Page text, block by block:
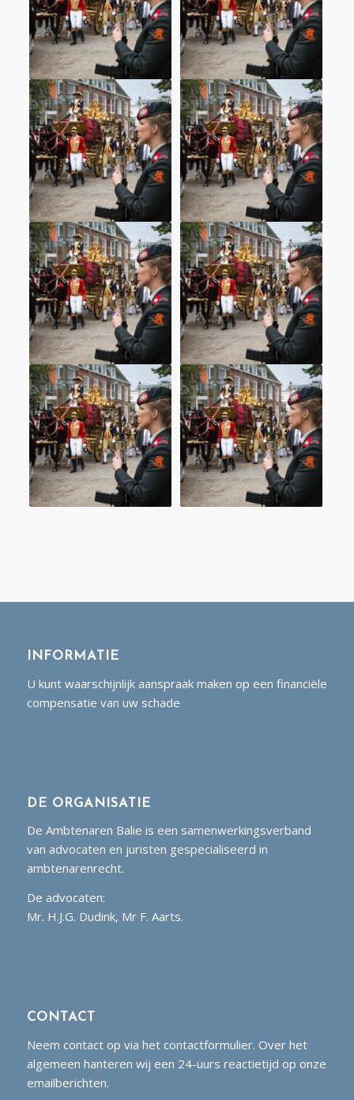
INFORMATIE
U kunt waarschijnlijk aanspraak maken op een financiële
compensatie van uw schade
DE ORGANISATIE
De Ambtenaren Balie is een samenwerkingsverband
van advocaten en juristen gespecialiseerd in
ambtenarenrecht.
De advocaten:
Mr. H.J.G. Dudink, Mr F. Aarts.
CONTACT
Neem contact op via het contactformulier. Over het
algemeen hanteren wij een 24-uurs reactietijd op onze
emailberichten.